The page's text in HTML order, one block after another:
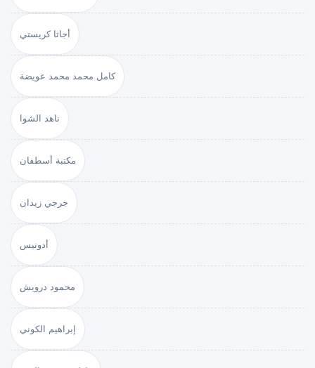
أجاثا كريستي
كامل محمد محمد عويضة
ناهد الشوا
مكتبة أسطفان
جرجي زيدان
أدونيس
محمود درويش
إبراهيم الكوني